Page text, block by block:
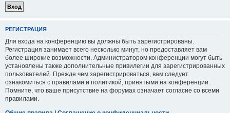
РЕГИСТРАЦИЯ
Для входа на конференцию вы должны быть зарегистрированы.
Регистрация занимает всего несколько минут, но предоставляет вам
более широкие возможности. Администратором конференции могут быть
установлены также дополнительные привилегии для зарегистрированных
пользователей. Прежде чем зарегистрироваться, вам следует
ознакомиться с правилами и политикой, принятыми на конференции.
Помните, что ваше присутствие на форумах означает согласие со всеми
правилами.